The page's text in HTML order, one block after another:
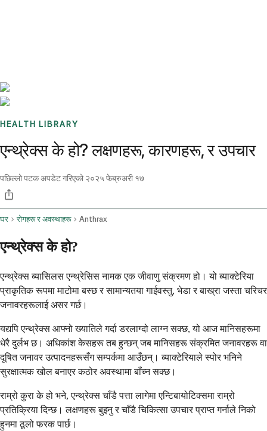
HEALTH LIBRARY
एन्थ्रेक्स के हो? लक्षणहरू, कारणहरू, र उपचार
पछिल्लो पटक अपडेट गरिएको २०२५ फेब्रुअरी १७
घर रोगहरू र अवस्थाहरू Anthrax
एन्थ्रेक्स के हो?
एन्थ्रेक्स ब्यासिलस एन्थ्रेसिस नामक एक जीवाणु संक्रमण हो। यो ब्याक्टेरिया
प्राकृतिक रूपमा माटोमा बस्छ र सामान्यतया गाईवस्तु, भेडा र बाख्रा जस्ता चरिचर
जनावरहरूलाई असर गर्छ।
यद्यपि एन्थ्रेक्स आफ्नो ख्यातिले गर्दा डरलाग्दो लाग्न सक्छ, यो आज मानिसहरूमा
धेरै दुर्लभ छ। अधिकांश केसहरू तब हुन्छन् जब मानिसहरू संक्रमित जनावरहरू वा
दूषित जनावर उत्पादनहरूसँग सम्पर्कमा आउँछन्। ब्याक्टेरियाले स्पोर भनिने
सुरक्षात्मक खोल बनाएर कठोर अवस्थामा बाँच्न सक्छ।
राम्रो कुरा के हो भने, एन्थ्रेक्स चाँडै पत्ता लागेमा एन्टिबायोटिक्समा राम्रो
प्रतिक्रिया दिन्छ। लक्षणहरू बुझ्नु र चाँडै चिकित्सा उपचार प्राप्त गर्नाले निको
हुनमा ठूलो फरक पार्छ।